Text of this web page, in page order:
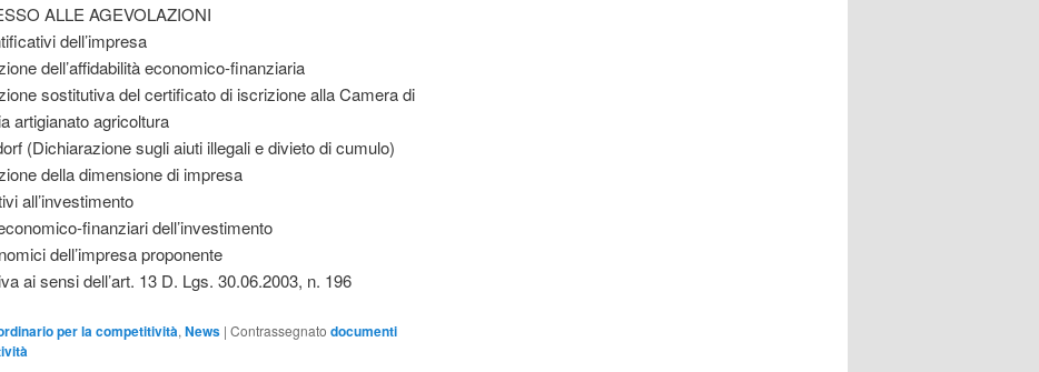
ALLE AGEVOLAZIONI
dell’impresa
dell’affidabilità economico-finanziaria
sostitutiva del certificato di iscrizione alla Camera di
artigianato agricoltura
(Dichiarazione sugli aiuti illegali e divieto di cumulo)
della dimensione di impresa
all’investimento
finanziari dell’investimento
dell’impresa proponente
ai sensi dell’art. 13 D. Lgs. 30.06.2003, n. 196
per la competitività, News | Contrassegnato documenti